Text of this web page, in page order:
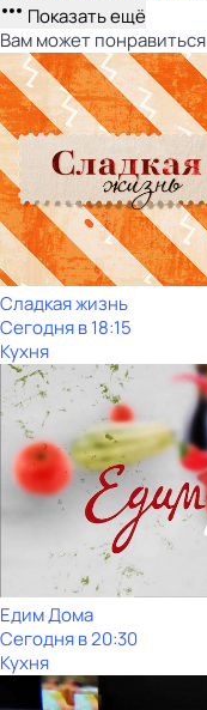
Показать ещё
Вам может понравиться
Сладкая жизнь
Сегодня в 18:15
Кухня
Едим Дома
Сегодня в 20:30
Кухня